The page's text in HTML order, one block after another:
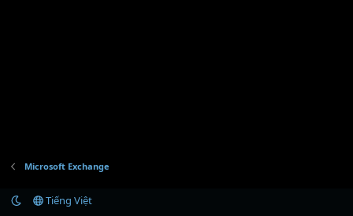
Microsoft Exchange
Tiếng Việt